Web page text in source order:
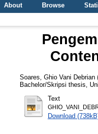
About Browse
Soares, Ghio Vani Debrian
Bachelor/Skripsi thesis,
Text
Download